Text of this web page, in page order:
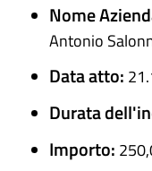
Nome
Antonio
Data atto:
Durata
Importo: